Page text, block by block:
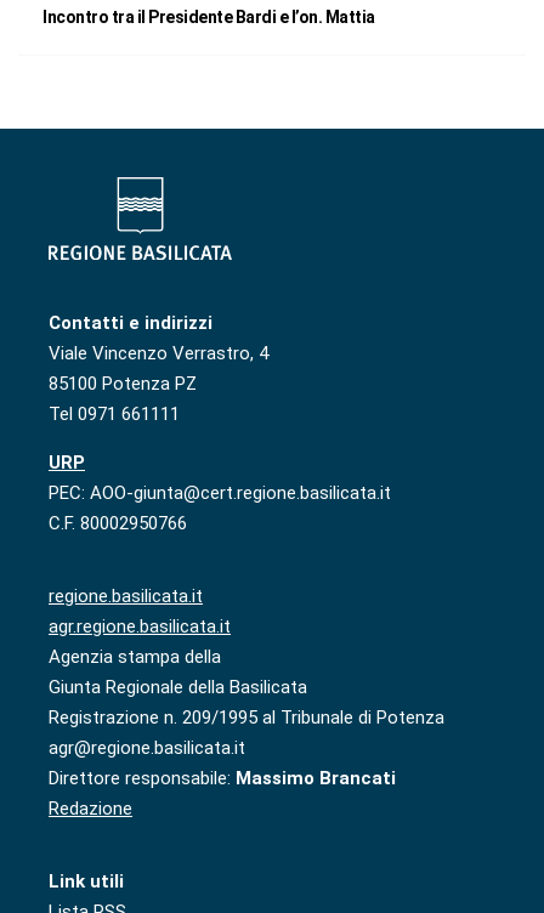
Incontro tra il Presidente Bardi e l’on. Mattia
Contatti e indirizzi
Viale Vincenzo Verrastro, 4
85100 Potenza PZ
Tel 0971 661111
URP
PEC: AOO-giunta@cert.regione.basilicata.it
C.F. 80002950766
regione.basilicata.it
agr.regione.basilicata.it
Agenzia stampa della
Giunta Regionale della Basilicata
Registrazione n. 209/1995 al Tribunale di Potenza
agr@regione.basilicata.it
Direttore responsabile: Massimo Brancati
Redazione
Link utili